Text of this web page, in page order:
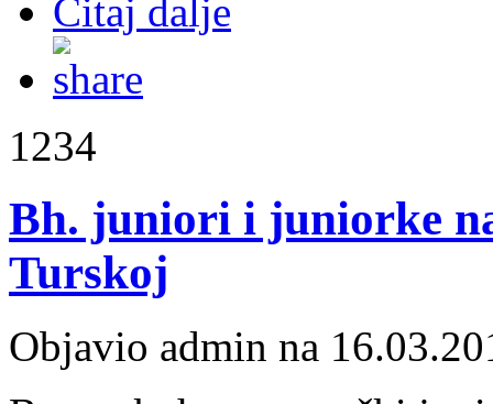
Čitaj dalje
1234
Bh. juniori i juniorke
Turskoj
Objavio admin na